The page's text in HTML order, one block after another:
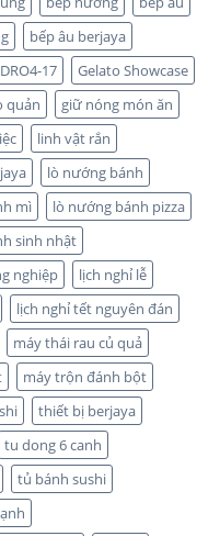
bếp âu berjaya
DRO4-17
Gelato Showcase
quản
giữ nóng món ăn
linh vật rắn
lò nướng bánh
mì
lò nướng bánh pizza
sinh nhật
nghiệp
lịch nghỉ lễ
lịch nghỉ tết nguyên đán
máy thái rau củ quả
máy trộn đánh bột
thiết bị berjaya
tu dong 6 canh
tủ bánh sushi